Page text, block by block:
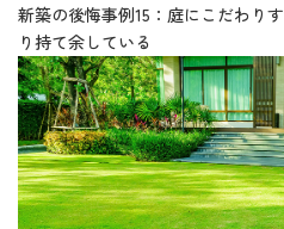
新築の後悔事例15：庭にこだわり
り持て余している